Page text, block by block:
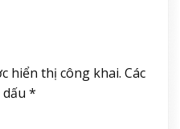
hiển thị công khai. Các
*